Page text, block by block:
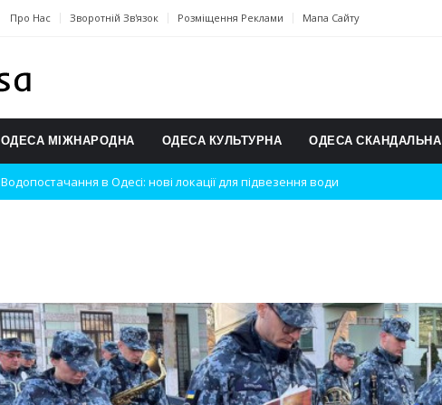
Про Нас Зворотній Зв'язок Розміщення Реклами Мапа Сайту
ОДЕСА МІЖНАРОДНА ОДЕСА КУЛЬТУРНА ОДЕСА СКАНДАЛЬНА
Водопостачання в Одесі: нові локації для підвезення води
Нічна атака на Одесу: наслідки вибухів
Успіхи одеситів на європейському чемпіонаті з карате
Новини з Зимової школи інсульту в Швейцарії
Інтеграція ветеранів в українське суспільство